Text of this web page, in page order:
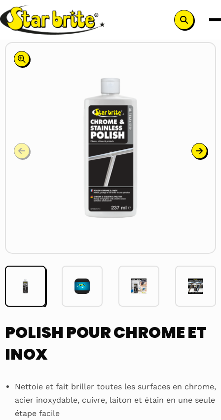
Search
button
Lecteur
vidéo
POLISH POUR CHROME ET
INOX
Nettoie et fait briller toutes les surfaces en chrome,
acier inoxydable, cuivre, laiton et étain en une seule
étape facile